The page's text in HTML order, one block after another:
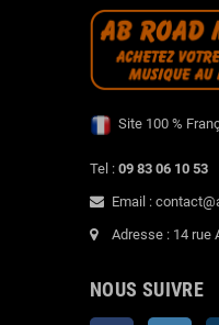
Site 100 %
Tel : 09 83 06 10 53
Email :
Adresse : 14 rue
NOUS SUIVRE